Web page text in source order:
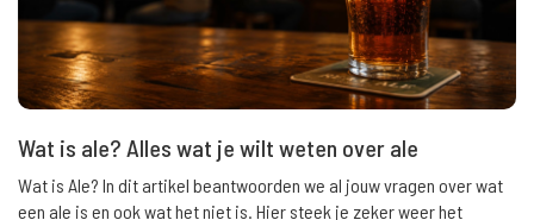
Wat is ale? Alles wat je wilt weten over ale
Wat is Ale? In dit artikel beantwoorden we al jouw vragen over wat
een ale is en ook wat het niet is. Hier steek je zeker weer het